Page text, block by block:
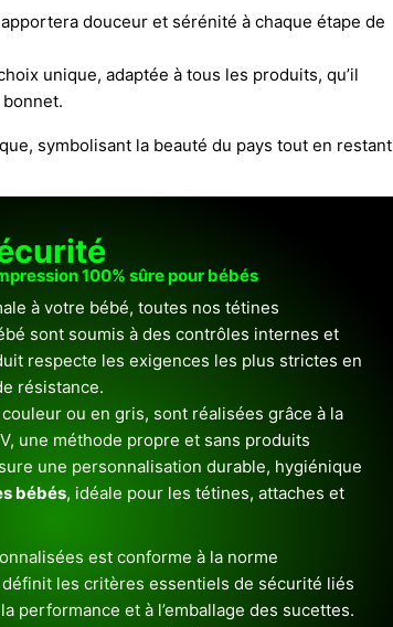
douceur et sérénité à chaque étape de
unique, adaptée à tous les produits, qu’il
bonnet.
symbolisant la beauté du pays tout en restant
100% sûre pour bébés
à votre bébé, toutes nos tétines
sont soumis à des contrôles internes et
respecte les exigences les plus strictes en
résistance.
ou en gris, sont réalisées grâce à la
une méthode propre et sans produits
une personnalisation durable, hygiénique
bébés, idéale pour les tétines, attaches et
est conforme à la norme
définit les critères essentiels de sécurité liés
performance et à l’emballage des sucettes.